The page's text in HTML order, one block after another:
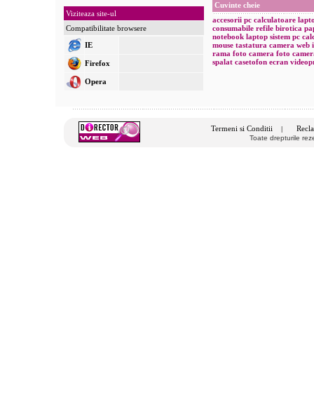
Viziteaza site-ul
Compatibilitate browsere
IE
Firefox
Opera
Cuvinte cheie
accesorii pc calculatoare
consumabile refile birotica
notebook laptop sistem pc
mouse tastatura camera web
rama foto camera foto
spalat casetofon ecran
Termeni si Conditii
Toate drepturile